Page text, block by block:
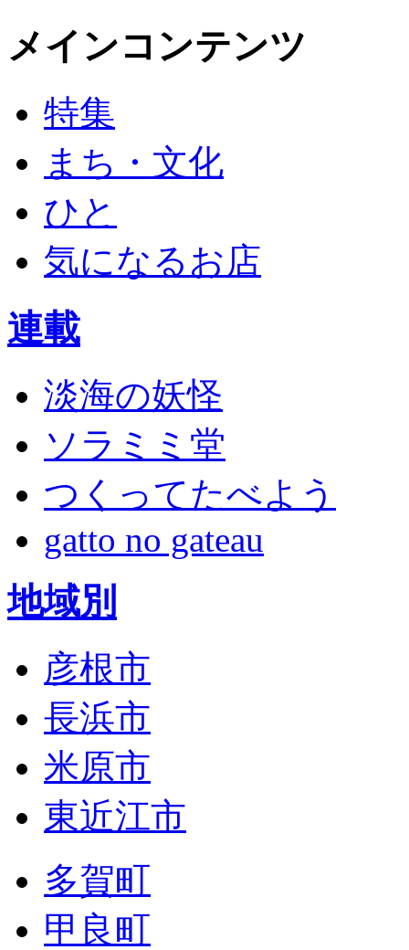
メインコンテンツ
特集
まち・文化
ひと
気になるお店
連載
淡海の妖怪
ソラミミ堂
つくってたべよう
gatto no gateau
地域別
彦根市
長浜市
米原市
東近江市
多賀町
甲良町